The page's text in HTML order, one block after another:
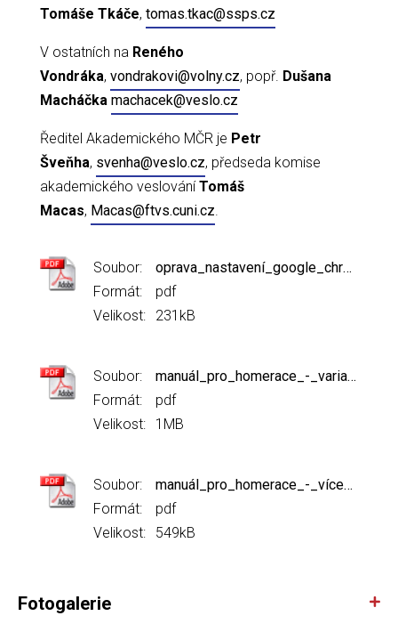
Tomáše Tkáče, tomas.tkac@ssps.cz
V ostatních na Reného
Vondráka, vondrakovi@volny.cz, popř. Dušana
Macháčka machacek@veslo.cz
Ředitel Akademického MČR je Petr
Šveňha, svenha@veslo.cz, předseda komise
akademického veslováníTomáš
Macas, Macas@ftvs.cuni.cz.
Soubor:
oprava_nastavení_google_chrome_-_důležité!.pdf
Formát:
pdf
Velikost:
231kB
Soubor:
manuál_pro_homerace_-_varianta_pro_jeden_ergometr_na_jeden_pc_21012021.pdf
Formát:
pdf
Velikost:
1MB
Soubor:
manuál_pro_homerace_-_vícečlenné_posádky.pdf
Formát:
pdf
Velikost:
549kB
Fotogalerie